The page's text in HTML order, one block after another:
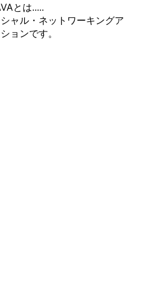
とは.....
ャル・ネットワーキングア
ョンです。